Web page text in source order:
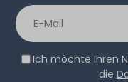
Ich möchte Ihren
die